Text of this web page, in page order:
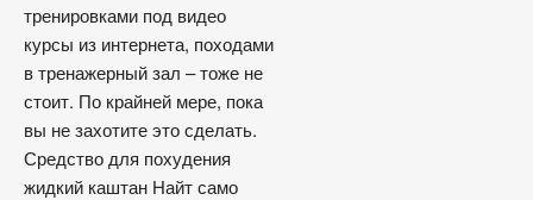
тренировками под видео
курсы из интернета, походами
в тренажерный зал – тоже не
стоит. По крайней мере, пока
вы не захотите это сделать.
Средство для похудения
жидкий каштан Найт само